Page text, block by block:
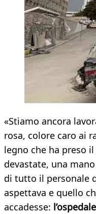
«Stiamo ancora
rosa, colore caro ai
legno che ha preso
devastate, una
di tutto il personale
aspettava e quello
accadesse: